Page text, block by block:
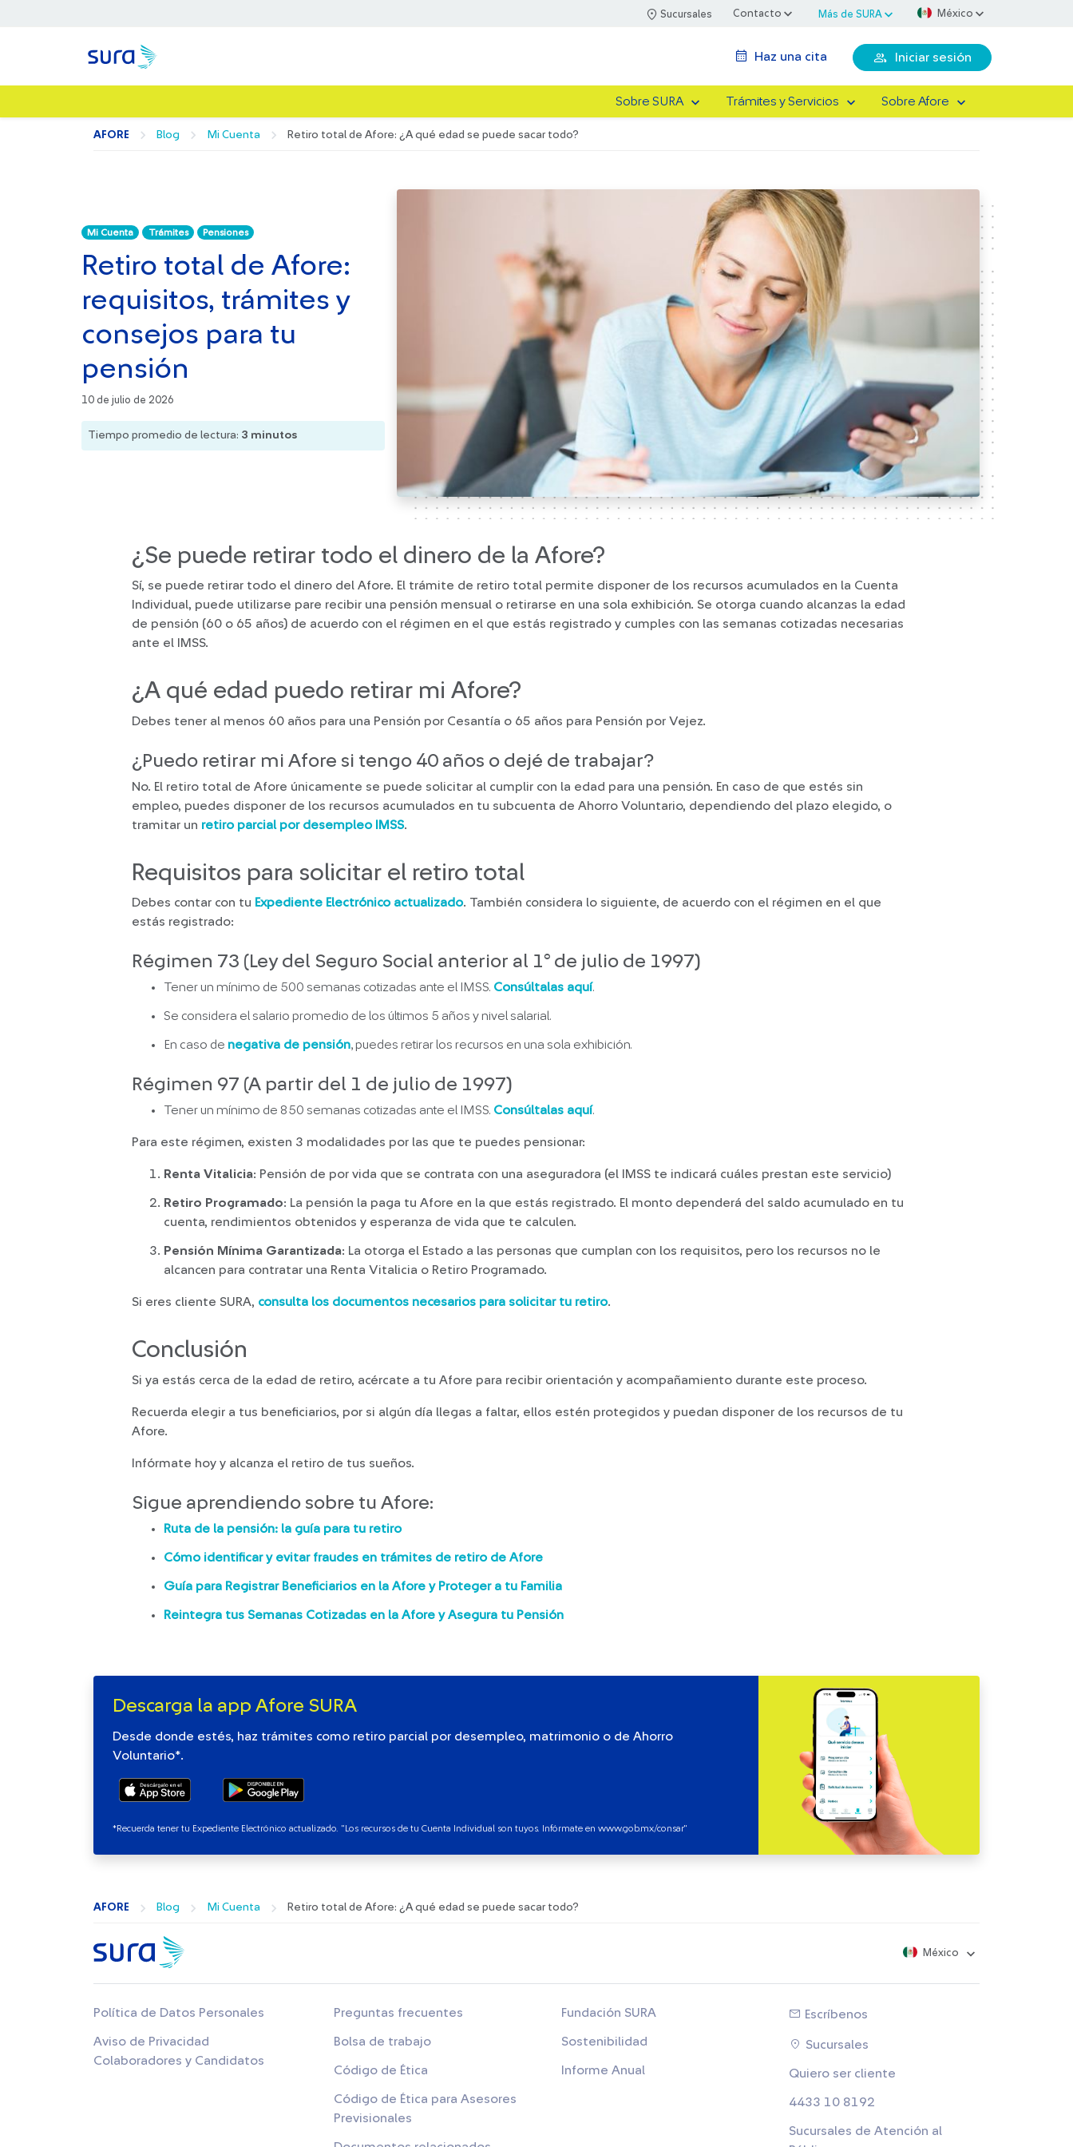
Sucursales Contacto Más de SURA México
Haz una cita Iniciar sesión
Sobre SURA Trámites y Servicios Sobre Afore
AFORE Blog Mi Cuenta Retiro total de Afore: ¿A qué edad se puede sacar todo?
Mi Cuenta Trámites Pensiones
Retiro total de Afore:
requisitos, trámites y
consejos para tu
pensión
10 de julio de 2026
Tiempo promedio de lectura: 3 minutos
¿Se puede retirar todo el dinero de la Afore?
Sí, se puede retirar todo el dinero del Afore. El trámite de retiro total permite disponer de los recursos acumulados en la Cuenta
Individual, puede utilizarse pare recibir una pensión mensual o retirarse en una sola exhibición. Se otorga cuando alcanzas la edad
de pensión (60 o 65 años) de acuerdo con el régimen en el que estás registrado y cumples con las semanas cotizadas necesarias
ante el IMSS.
¿A qué edad puedo retirar mi Afore?
Debes tener al menos 60 años para una Pensión por Cesantía o 65 años para Pensión por Vejez.
¿Puedo retirar mi Afore si tengo 40 años o dejé de trabajar?
No. El retiro total de Afore únicamente se puede solicitar al cumplir con la edad para una pensión. En caso de que estés sin
empleo, puedes disponer de los recursos acumulados en tu subcuenta de Ahorro Voluntario, dependiendo del plazo elegido, o
tramitar un retiro parcial por desempleo IMSS.
Requisitos para solicitar el retiro total
Debes contar con tu Expediente Electrónico actualizado. También considera lo siguiente, de acuerdo con el régimen en el que
estás registrado:
Régimen 73 (Ley del Seguro Social anterior al 1° de julio de 1997)
Tener un mínimo de 500 semanas cotizadas ante el IMSS. Consúltalas aquí.
Se considera el salario promedio de los últimos 5 años y nivel salarial.
En caso de negativa de pensión, puedes retirar los recursos en una sola exhibición.
Régimen 97 (A partir del 1 de julio de 1997)
Tener un mínimo de 850 semanas cotizadas ante el IMSS. Consúltalas aquí.
Para este régimen, existen 3 modalidades por las que te puedes pensionar:
Renta Vitalicia: Pensión de por vida que se contrata con una aseguradora (el IMSS te indicará cuáles prestan este servicio)
Retiro Programado: La pensión la paga tu Afore en la que estás registrado. El monto dependerá del saldo acumulado en tu
cuenta, rendimientos obtenidos y esperanza de vida que te calculen.
Pensión Mínima Garantizada: La otorga el Estado a las personas que cumplan con los requisitos, pero los recursos no le
alcancen para contratar una Renta Vitalicia o Retiro Programado.
Si eres cliente SURA, consulta los documentos necesarios para solicitar tu retiro.
Conclusión
Si ya estás cerca de la edad de retiro, acércate a tu Afore para recibir orientación y acompañamiento durante este proceso.
Recuerda elegir a tus beneficiarios, por si algún día llegas a faltar, ellos estén protegidos y puedan disponer de los recursos de tu
Afore.
Infórmate hoy y alcanza el retiro de tus sueños.
Sigue aprendiendo sobre tu Afore:
Ruta de la pensión: la guía para tu retiro
Cómo identificar y evitar fraudes en trámites de retiro de Afore
Guía para Registrar Beneficiarios en la Afore y Proteger a tu Familia
Reintegra tus Semanas Cotizadas en la Afore y Asegura tu Pensión
Descarga la app Afore SURA
Desde donde estés, haz trámites como retiro parcial por desempleo, matrimonio o de Ahorro
Voluntario*.
*Recuerda tener tu Expediente Electrónico actualizado. "Los recursos de tu Cuenta Individual son tuyos. Infórmate en www.gob.mx/consar"​
AFORE Blog Mi Cuenta Retiro total de Afore: ¿A qué edad se puede sacar todo?
México
Política de Datos Personales
Aviso de Privacidad
Colaboradores y Candidatos
Preguntas frecuentes
Bolsa de trabajo
Código de Ética
Código de Ética para Asesores
Previsionales
Fundación SURA
Sostenibilidad
Informe Anual
Escríbenos
Sucursales
Quiero ser cliente
4433 10 8192
Sucursales de Atención al